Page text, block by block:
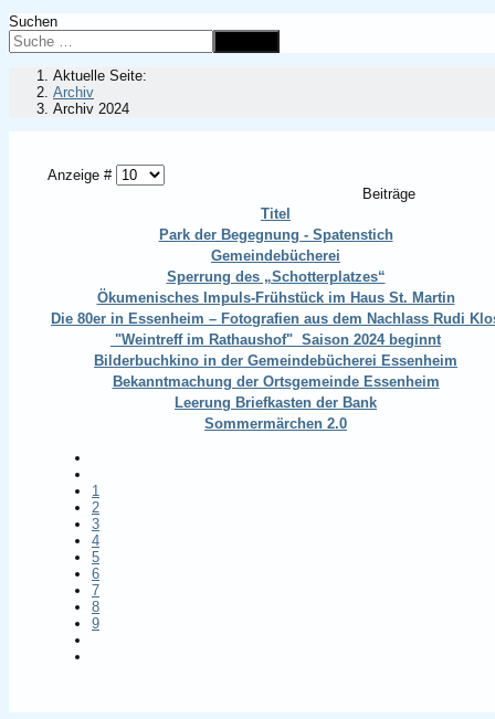
Suchen
Aktuelle Seite:
Archiv
Archiv 2024
Anzeige #
Beiträge
Titel
Park der Begegnung - Spatenstich
Gemeindebücherei
Sperrung des „Schotterplatzes“
Ökumenisches Impuls-Frühstück im Haus St. Martin
Die 80er in Essenheim – Fotografien aus dem Nachlass Rudi
"Weintreff im Rathaushof" Saison 2024 beginnt
Bilderbuchkino in der Gemeindebücherei Essenheim
Bekanntmachung der Ortsgemeinde Essenheim
Leerung Briefkasten der Bank
Sommermärchen 2.0
1
2
3
4
5
6
7
8
9